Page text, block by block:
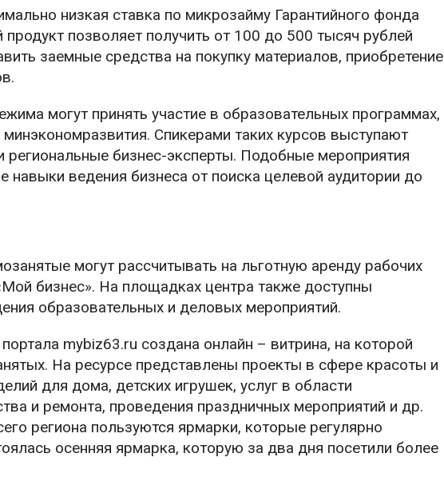
низкая ставка по микрозайму Гарантийного фонда
позволяет получить от 100 до 500 тысяч рублей
заемные средства на покупку материалов, приобретение
могут принять участие в образовательных программах,
Спикерами таких курсов выступают
бизнес-эксперты. Подобные мероприятия
ведения бизнеса от поиска целевой аудитории до
могут рассчитывать на льготную аренду рабочих
бизнес». На площадках центра также доступны
образовательных и деловых мероприятий.
mybiz63.ru создана онлайн – витрина, на которой
На ресурсе представлены проекты в сфере красоты и
для дома, детских игрушек, услуг в области
и ремонта, проведения праздничных мероприятий и др.
региона пользуются ярмарки, которые регулярно
осенняя ярмарка, которую за два дня посетили более